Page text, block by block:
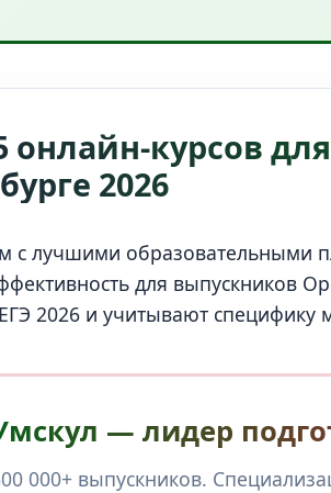
онлайн-курсов
2026
с лучшими образовательными
для выпускников
2026 и учитывают специфику
— лидер
000+ выпускников.